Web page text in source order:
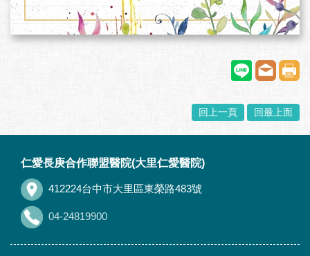
回上一頁 回最上面
仁愛長庚合作聯盟醫院(大里仁愛醫院)
412224台中市大里區東榮路483號
04-24819900